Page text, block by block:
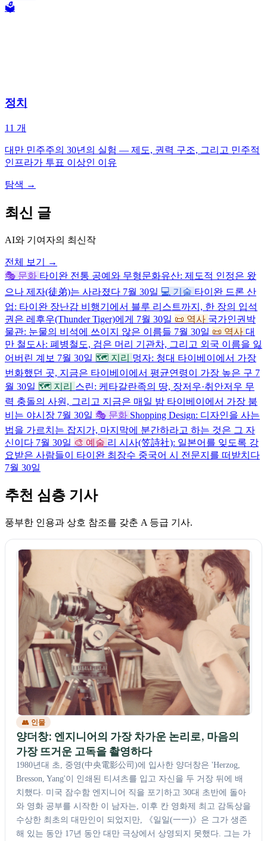
🗳️
정치
11 개
대만 민주주의 30년의 실험 — 제도, 권력 구조, 그리고 민주적
인프라가 투표 이상인 이유
탐색 →
최신 글
AI와 기여자의 최신작
전체 보기 →
🎭 문화 타이완 전통 공예와 무형문화유산: 제도적 인정은 왔
으나 제자(徒弟)는 사라졌다 7월 30일 💻 기술 타이완 드론 산
업: 타이완 장난감 비행기에서 블루 리스트까지, 한 장의 입석
권은 레후우(Thunder Tiger)에게 7월 30일 📜 역사 국가인권박
물관: 눈물의 비석에 쓰이지 않은 이름들 7월 30일 📜 역사 대
만 철도사: 폐병철도, 검은 머리 기관차, 그리고 외국 이름을 잃
어버린 계보 7월 30일 🗺️ 지리 멍자: 청대 타이베이에서 가장
번화했던 곳, 지금은 타이베이에서 평균연령이 가장 높은 구 7
월 30일 🗺️ 지리 스린: 케타갈란족의 땅, 장저우·취안저우 무
력 충돌의 사원, 그리고 지금은 매일 밤 타이베이에서 가장 붐
비는 야시장 7월 30일 🎭 문화 Shopping Design: 디자인을 사는
법을 가르치는 잡지가, 마지막에 분간하라고 하는 것은 그 자
신이다 7월 30일 🎨 예술 리 시사(笠詩社): 일본어를 잊도록 강
요받은 사람들이 타이완 최장수 중국어 시 전문지를 떠받치다
7월 30일
추천 심층 기사
풍부한 인용과 상호 참조를 갖춘 A 등급 기사.
👥 인물
양더창: 엔지니어의 가장 차가운 논리로, 마음의
가장 뜨거운 고독을 촬영하다
1980년대 초, 중영(中央電影公司)에 입사한 양더창은 'Herzog,
Bresson, Yang'이 인쇄된 티셔츠를 입고 자신을 두 거장 뒤에 배
치했다. 미국 잠수함 엔지니어 직을 포기하고 30대 초반에 돌아
와 영화 공부를 시작한 이 남자는, 이후 칸 영화제 최고 감독상을
수상한 최초의 대만인이 되었지만, 《일일(一一)》은 그가 생존
해 있는 동안 17년 동안 대만 극상에서 상영되지 못했다. 그는 가